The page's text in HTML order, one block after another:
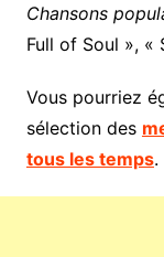
Chansons
Full of Soul », «
Vous pourriez
sélection des
tous les temps.